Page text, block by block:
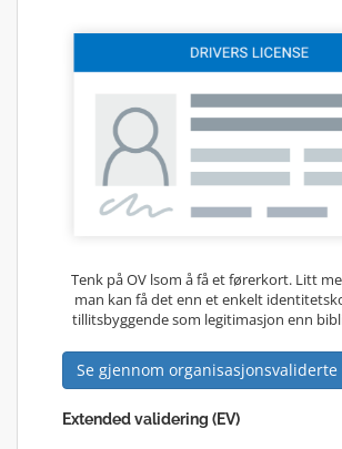
Tenk på OV lsom å få et førerkort. Litt
man kan få det enn et enkelt
tillitsbyggende som legitimasjon enn
Se gjennom
Extended validering (EV)